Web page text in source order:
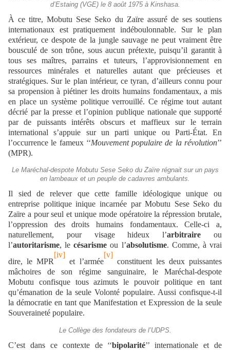
d’Estaing (VGE) le 8 août 1975 à Kinshasa.
À ce titre, Mobutu Sese Seko du Zaïre assuré de ses soutiens
internationaux est pratiquement indéboulonnable. Sur le plan
extérieur, ce despote de la jungle sauvage ne peut vraiment être
bousculé de son trône, sous aucun prétexte, puisqu’il garantit à
tous ses maîtres, parrains et tuteurs, l’approvisionnement en
ressources minérales et naturelles autant que précieuses et
stratégiques. Sur le plan intérieur, ce tyran, d’ailleurs connu pour
sa propension à piétiner les droits humains fondamentaux, a mis
en place un système politique verrouillé. Ce régime tout autant
décrié par la presse et l’opinion publique nationale que supporté
par de puissants intérêts obscurs et maffieux sur le terrain
international s’appuie sur un parti unique ou Parti-État. En
l’occurrence le fameux ‘‘Mouvement populaire de la révolution’’
(MPR).
Le Maréchal-despote Mobutu Sese Seko du Zaïre régnait sur un pays
en lambeaux et un peuple de cadavres ambulants.
Il sied de relever que cette famille idéologique unique ou
entreprise politique inique incarnée par Mobutu Sese Seko du
Zaïre a pour seul et unique mode opératoire la répression brutale,
l’oppression des droits humains fondamentaux. Celle-ci a,
naturellement, pour visage hideux l’arbitraire ou
l’autoritarisme, lecésarisme ou l’absolutisme. Comme, à vrai
dire, le MPR
[iv]
et l’armée
[v]
constituent les deux puissantes
mâchoires de son régime sanguinaire, le Maréchal-despote
Mobutu confisque tous azimuts le pouvoir politique en tant
qu’émanation de la seule Volonté populaire. Aussi confisque-t-il
la démocratie en tant que Manifestation et Expression de la seule
Souveraineté populaire.
Le Collège des fondateurs de l’UDPS.
C’est dans ce contexte de ‘‘bipolarité’’ internationale et de